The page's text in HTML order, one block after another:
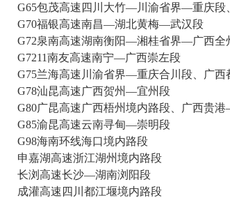
G65包茂高速四川大竹—川渝省界—重庆段
G70福银高速南昌—湖北黄梅—武汉段
G72泉南高速湖南衡阳—湘桂省界—广西全
G7211南友高速南宁—广西崇左段
G75兰海高速川渝省界—重庆合川段、广西
G78汕昆高速广西贺州—宜州段
G80广昆高速广西梧州境内路段、广西贵
G85渝昆高速云南寻甸—崇明段
G98海南环线海口境内路段
申嘉湖高速浙江湖州境内路段
长浏高速长沙—湖南浏阳段
成灌高速四川都江堰境内路段